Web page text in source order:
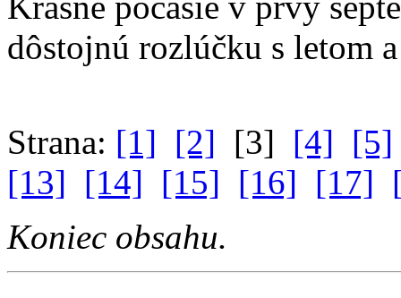
dôstojnú rozlúčku s letom
Strana: [1] [2] [3] [4] [5]
[13] [14] [15] [16] [17]
Koniec obsahu.